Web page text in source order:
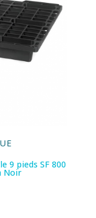
9 pieds SF 800
Noir